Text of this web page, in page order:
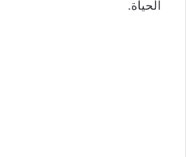
الحياة.